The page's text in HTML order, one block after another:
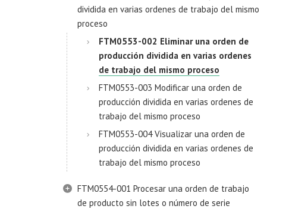
dividida en varias ordenes de trabajo del mismo
proceso
FTM0553-002 Eliminar una orden de
producción dividida en varias ordenes
de trabajo del mismo proceso
FTM0553-003 Modificar una orden de
producción dividida en varias ordenes de
trabajo del mismo proceso
FTM0553-004 Visualizar una orden de
producción dividida en varias ordenes de
trabajo del mismo proceso
FTM0554-001 Procesar una orden de trabajo
de producto sin lotes o número de serie